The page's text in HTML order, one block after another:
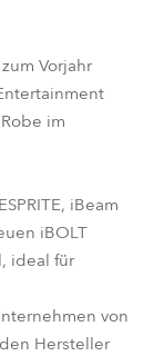
Global
Lateinamerika
BDM
Vorjahr
im
iBeam
iBOLT
ideal für
von
Hersteller